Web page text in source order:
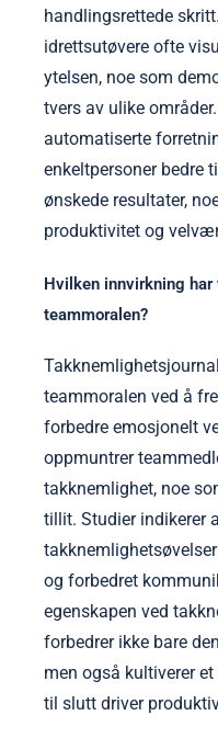
handlingsrettede
idrettsutøvere ofte
ytelsen, noe som
tvers av ulike
automatiserte
enkeltpersoner bedre
ønskede resultater,
produktivitet og
Hvilken innvirkning
teammoralen?
teammoralen ved å
forbedre emosjonelt
oppmuntrer
takknemlighet, noe
tillit. Studier indikerer
og forbedret
egenskapen ved
forbedrer ikke bare
men også kultiverer
til slutt driver